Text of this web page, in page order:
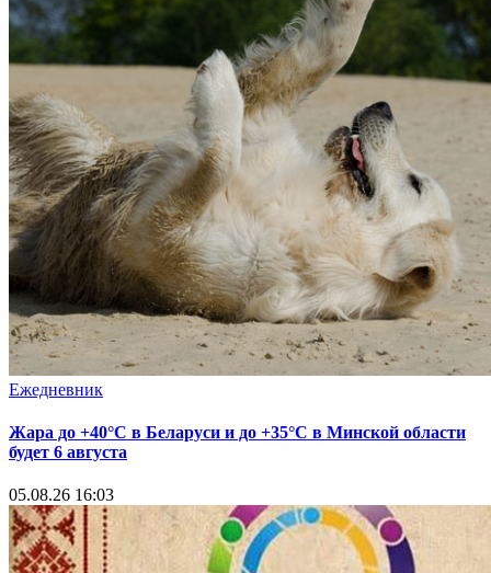
Ежедневник
Жара до +40°С в Беларуси и до +35°С в Минской области
будет 6 августа
05.08.26 16:03